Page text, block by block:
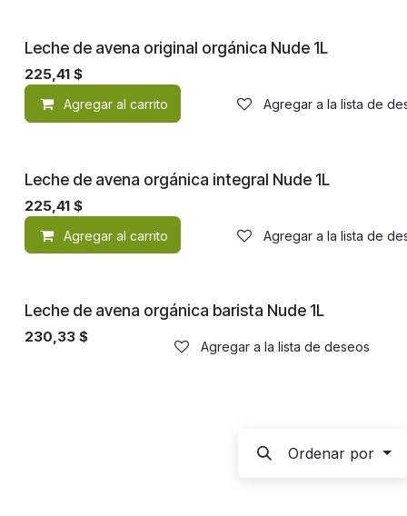
Orgánico
Leche de avena original orgánica Nude 1L
225,41 $
Agregar al carrito Agregar a la lista de
Orgánico
Leche de avena orgánica integral Nude 1L
225,41 $
Agregar al carrito Agregar a la lista de
Orgánico
Leche de avena orgánica barista Nude 1L
230,33 $
Agregar a la lista de deseos
Ordenar por